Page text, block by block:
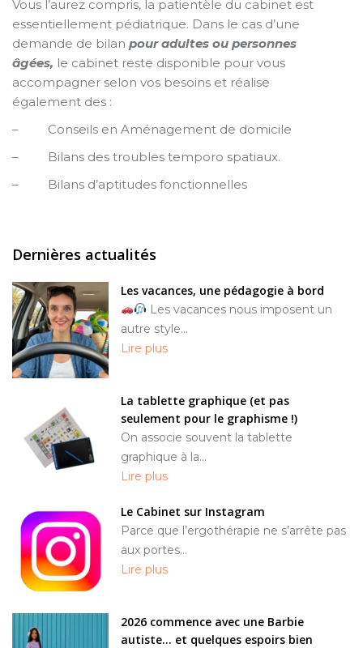
Vous l’aurez compris, la patientèle du cabinet est
essentiellement pédiatrique. Dans le cas d’une
demande de bilan pour adultes ou personnes
âgées, le cabinet reste disponible pour vous
accompagner selon vos besoins et réalise
également des :
– Conseils en Aménagement de domicile
– Bilans des troubles temporo spatiaux.
– Bilans d’aptitudes fonctionnelles
Dernières actualités
Les vacances, une pédagogie à bord
Les vacances nous imposent un
autre style...
Lire plus
La tablette graphique (et pas
seulement pour le graphisme !)
On associe souvent la tablette
graphique à la...
Lire plus
Le Cabinet sur Instagram
Parce que l’ergothérapie ne s’arrête pas
aux portes...
Lire plus
2026 commence avec une Barbie
autiste… et quelques espoirs bien